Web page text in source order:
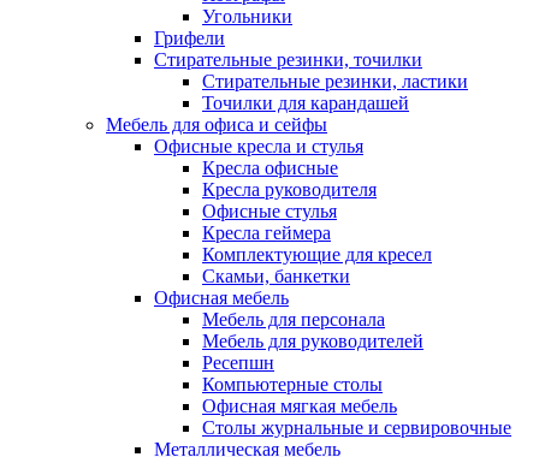
Угольники
Грифели
Стирательные резинки, точилки
Стирательные резинки, ластики
Точилки для карандашей
Мебель для офиса и сейфы
Офисные кресла и стулья
Кресла офисные
Кресла руководителя
Офисные стулья
Кресла геймера
Комплектующие для кресел
Скамьи, банкетки
Офисная мебель
Мебель для персонала
Мебель для руководителей
Ресепшн
Компьютерные столы
Офисная мягкая мебель
Столы журнальные и сервировочные
Металлическая мебель